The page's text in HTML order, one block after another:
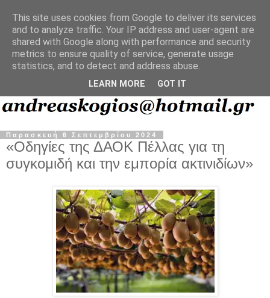
Παρασκευή 6 Σεπτεμβρίου 2024
«Οδηγίες της ΔΑΟΚ Πέλλας για τη
συγκομιδή και την εμπορία ακτινιδίων»
This site uses cookies from Google to deliver its services
and to analyze traffic. Your IP address and user-agent are
shared with Google along with performance and security
metrics to ensure quality of service, generate usage
statistics, and to detect and address abuse.
LEARN MORE GOT IT